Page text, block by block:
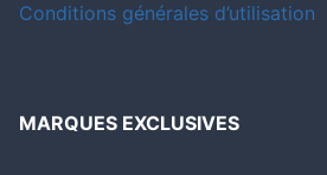
Conditions générales d’utilisation
MARQUES EXCLUSIVES